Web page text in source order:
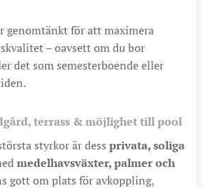
genomtänkt för att maximera
– oavsett om du bor
det som semesterboende eller
terrass & möjlighet till pool
styrkor är dess privata, soliga
medelhavsväxter, palmer och
gott om plats för avkoppling,